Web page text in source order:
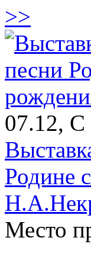
>>
07.12, С
Родине
Место